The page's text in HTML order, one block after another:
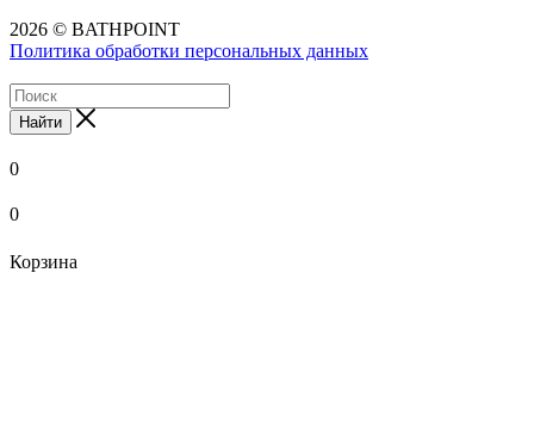
2026 © BATHPOINT
Политика обработки персональных данных
Найти
0
0
Корзина